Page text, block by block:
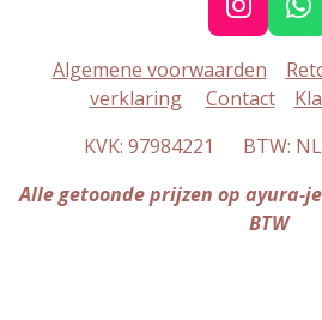
I
n
s
t
a
g
r
a
W
h
a
t
s
A
p
Algemene voorwaarden
verklaring
Contact
KVK: 97984221 BTW:
Alle getoonde prijzen op ayura-
BTW